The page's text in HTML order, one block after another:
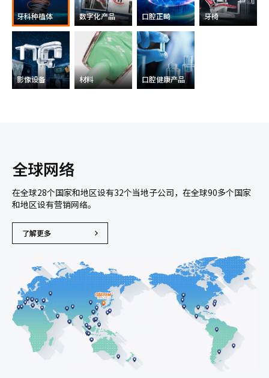
牙科种植体 数字化产品 口腔正畸 牙椅
影像设备 材料 口腔健康产品
全球网络
在全球28个国家和地区设有32个当地子公司，在全球90多个国家
和地区设有营销网络。
了解更多